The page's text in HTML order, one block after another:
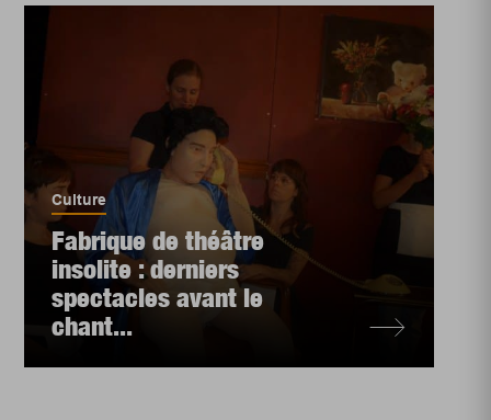
Culture
Fabrique de théâtre
insolite : derniers
spectacles avant le
chant...